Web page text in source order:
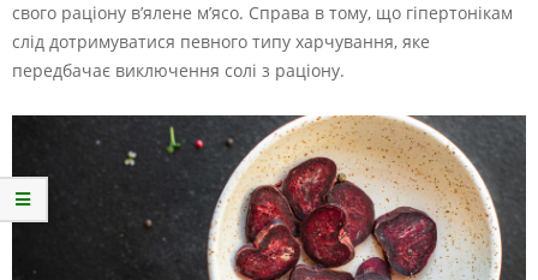
свого раціону в’ялене м’ясо. Справа в тому, що гіпертонікам
слід дотримуватися певного типу харчування, яке
передбачає виключення солі з раціону.